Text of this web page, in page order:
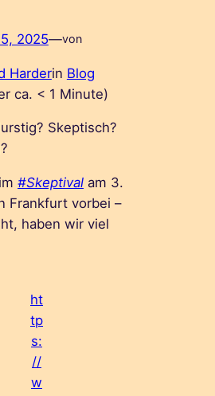
2025—von
Harderin Blog
ca. < 1 Minute)
Skeptisch?
#Skeptival am 3.
Frankfurt vorbei –
haben wir viel
ht
tp
s:
//
w